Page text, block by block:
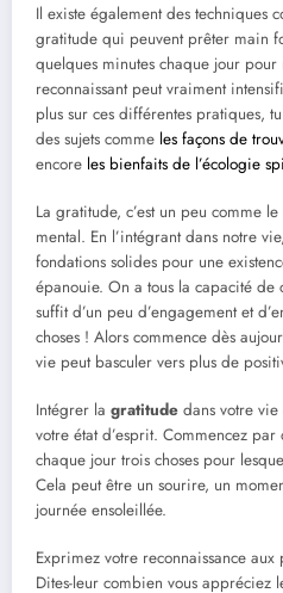
Il existe également des techniques
gratitude qui peuvent prêter main
quelques minutes chaque jour
reconnaissant peut vraiment
plus sur ces différentes pratiques,
des sujets comme les façons de
encore les bienfaits de l’écologie
La gratitude, c’est un peu comme
mental. En l’intégrant dans notre
fondations solides pour une
épanouie. On a tous la capacité de
suffit d’un peu d’engagement et
choses ! Alors commence dès
vie peut basculer vers plus de
Intégrer la gratitude dans votre
votre état d’esprit. Commencez
chaque jour trois choses pour
Cela peut être un sourire, un
journée ensoleillée.
Exprimez votre reconnaissance aux
Dites-leur combien vous appréciez